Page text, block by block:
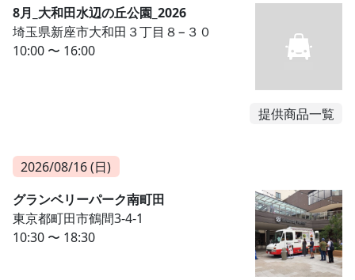
8月_大和田水辺の丘公園_2026
埼玉県新座市大和田３丁目８−３０
10:00 〜 16:00
提供商品一覧
2026/08/16 (日)
グランベリーパーク南町田
東京都町田市鶴間3-4-1
10:30 〜 18:30